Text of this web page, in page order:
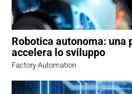
Robotica autonoma: una
accelera lo sviluppo
Factory Automation